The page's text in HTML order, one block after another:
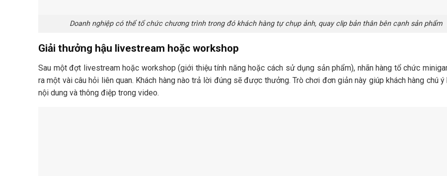
Doanh nghiệp có thể tổ chức chương trình trong đó khách hàng tự chụp ảnh, quay clip bản thân bên cạnh sản phẩm
Giải thưởng hậu livestream hoặc workshop
Sau một đợt livestream hoặc workshop (giới thiệu tính năng hoặc cách sử dụng sản phẩm), nhãn hàng tổ chức
ra một vài câu hỏi liên quan. Khách hàng nào trả lời đúng sẽ được thưởng. Trò chơi đơn giản này giúp khách hàng chú ý
nội dung và thông điệp trong video.